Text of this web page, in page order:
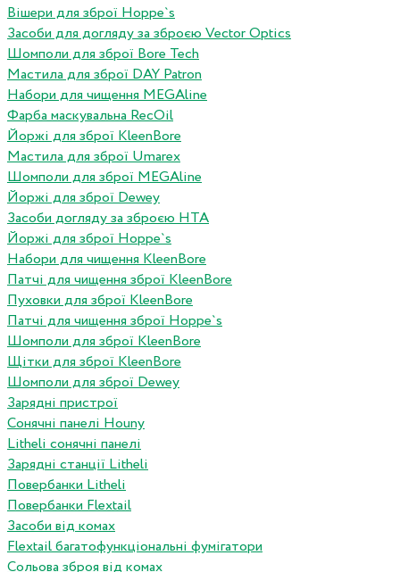
Вішери для зброї Hoppe`s
Засоби для догляду за зброєю Vector Optics
Шомполи для зброї Bore Tech
Мастила для зброї DAY Patron
Набори для чищення MEGAline
Фарба маскувальна RecOil
Йоржі для зброї KleenBore
Мастила для зброї Umarex
Шомполи для зброї MEGAline
Йоржі для зброї Dewey
Засоби догляду за зброєю HTA
Йоржі для зброї Hoppe`s
Набори для чищення KleenBore
Патчі для чищення зброї KleenBore
Пуховки для зброї KleenBore
Патчі для чищення зброї Hoppe`s
Шомполи для зброї KleenBore
Щітки для зброї KleenBore
Шомполи для зброї Dewey
Зарядні пристрої
Сонячні панелі Houny
Litheli сонячні панелі
Зарядні станції Litheli
Повербанки Litheli
Повербанки Flextail
Засоби від комах
Flextail багатофункціональні фумігатори
Сольова зброя від комах